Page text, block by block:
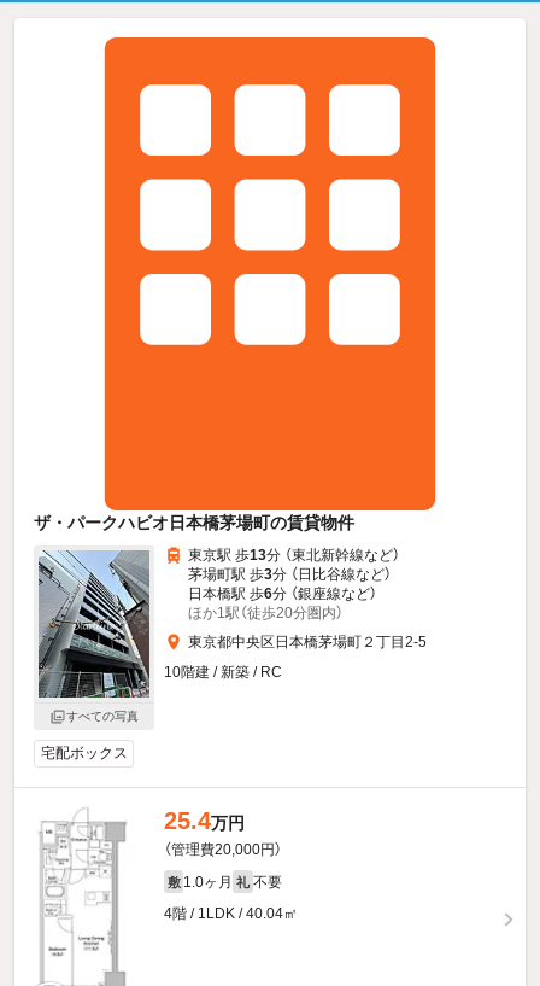
ザ・パークハビオ日本橋茅場町の賃貸物件
すべての写真
東京駅 歩13分 （東北新幹線など）
茅場町駅 歩3分 （日比谷線など）
日本橋駅 歩6分 （銀座線など）
ほか1駅（徒歩20分圏内）
東京都中央区日本橋茅場町２丁目2-5
10階建 / 新築 / RC
宅配ボックス
25.4万円
（管理費20,000円）
敷 1.0ヶ月 礼 不要
4階 / 1LDK / 40.04㎡